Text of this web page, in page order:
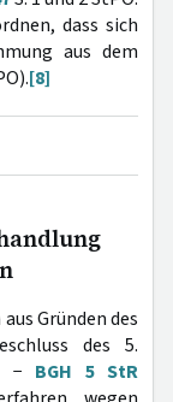
dass sich
aus dem
[8]
Gründen des
des 5.
− BGH 5 StR